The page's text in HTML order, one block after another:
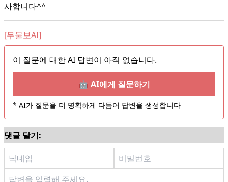
사합니다^^
[무물보AI]
이 질문에 대한 AI 답변이 아직 없습니다.
🤖 AI에게 질문하기
* AI가 질문을 더 명확하게 다듬어 답변을 생성합니다
댓글 달기: